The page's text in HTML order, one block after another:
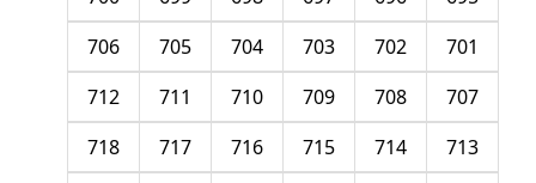
701
702
703
704
705
706
707
708
709
710
711
712
713
714
715
716
717
718